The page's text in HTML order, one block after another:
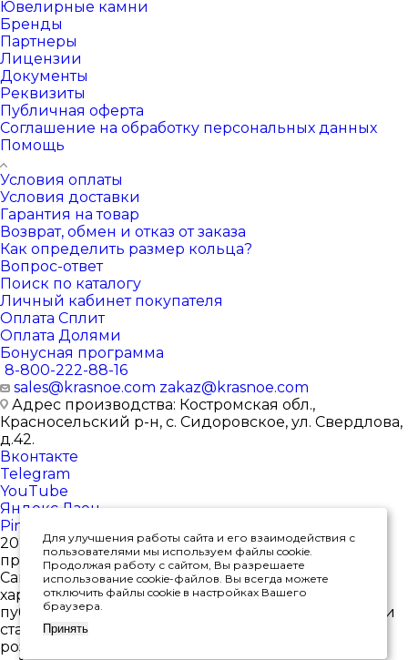
Ювелирные камни
Бренды
Партнеры
Лицензии
Документы
Реквизиты
Публичная оферта
Соглашение на обработку персональных данных
Помощь
Условия оплаты
Условия доставки
Гарантия на товар
Возврат, обмен и отказ от заказа
Как определить размер кольца?
Вопрос-ответ
Поиск по каталогу
Личный кабинет покупателя
Оплата Сплит
Оплата Долями
Бонусная программа
8-800-222-88-16
sales@krasnoe.com zakaz@krasnoe.com
Адрес производства: Костромская обл.,
Красносельский р-н, с. Сидоровское, ул. Свердлова,
д.42.
Вконтакте
Telegram
YouTube
Яндекс.Дзен
Pinterest
2026 © Интернет-магазин ювелирных изделий от
производителя
Сайт носит исключительно информационный
характер, и ни при каких условиях не является
публичной офертой, определяемой положениями
статьи 437(2) Гражданского кодекса РФ. *Цены в
розничных магазинах могут отличаться от цен на
Для улучшения работы сайта и его взаимодействия с
пользователями мы используем файлы cookie.
Продолжая работу с сайтом, Вы разрешаете
использование cookie-файлов. Вы всегда можете
отключить файлы cookie в настройках Вашего
браузера.
Принять